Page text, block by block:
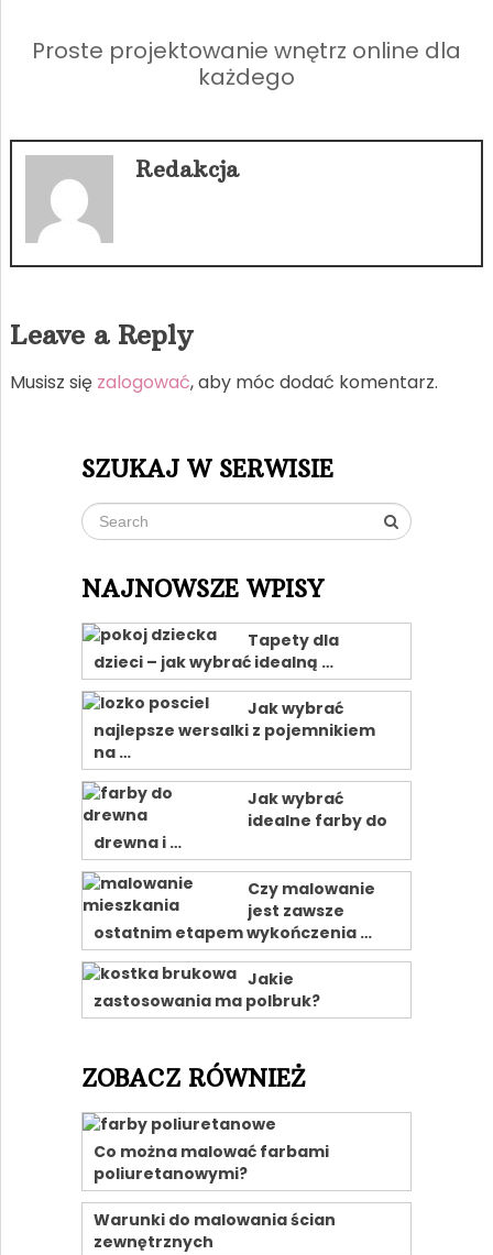
Proste projektowanie wnętrz online dla
każdego
Redakcja
Leave a Reply
Musisz się zalogować, aby móc dodać komentarz.
SZUKAJ W SERWISIE
NAJNOWSZE WPISY
Tapety dla
dzieci – jak wybrać idealną …
Jak wybrać
najlepsze wersalki z pojemnikiem
na …
Jak wybrać
idealne farby do
drewna i …
Czy malowanie
jest zawsze
ostatnim etapem wykończenia …
Jakie
zastosowania ma polbruk?
ZOBACZ RÓWNIEŻ
Co można malować farbami
poliuretanowymi?
Warunki do malowania ścian
zewnętrznych